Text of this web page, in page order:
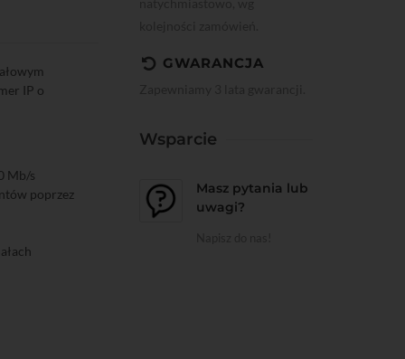
IP o
Mb/s
poprzez
GWARANCJA
Wsparcie
Masz pytania lub
uwagi?